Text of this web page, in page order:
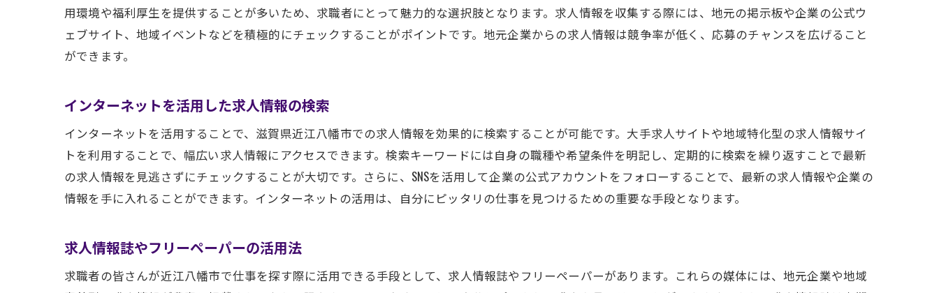
自己成長を促進するためのリソース活用法
近江八幡市の求人情報求職者が知っておくべきポイント
給与条件と福利厚生の確認方法
求職者が知るべき企業の評判と口コミ
応募前にチェックすべきポイント
用環境や福利厚生を提供することが多いため、求職者にとって魅力的な選択肢となります。求人情報を収集する際には、地元の掲示板や企業の公式ウ
ェブサイト、地域イベントなどを積極的にチェックすることがポイントです。地元企業からの求人情報は競争率が低く、応募のチャンスを広げること
ができます。
インターネットを活用した求人情報の検索
インターネットを活用することで、滋賀県近江八幡市での求人情報を効果的に検索することが可能です。大手求人サイトや地域特化型の求人情報サイ
トを利用することで、幅広い求人情報にアクセスできます。検索キーワードには自身の職種や希望条件を明記し、定期的に検索を繰り返すことで最新
の求人情報を見逃さずにチェックすることが大切です。さらに、SNSを活用して企業の公式アカウントをフォローすることで、最新の求人情報や企業の
情報を手に入れることができます。インターネットの活用は、自分にピッタリの仕事を見つけるための重要な手段となります。
求人情報誌やフリーペーパーの活用法
求職者の皆さんが近江八幡市で仕事を探す際に活用できる手段として、求人情報誌やフリーペーパーがあります。これらの媒体には、地元企業や地域